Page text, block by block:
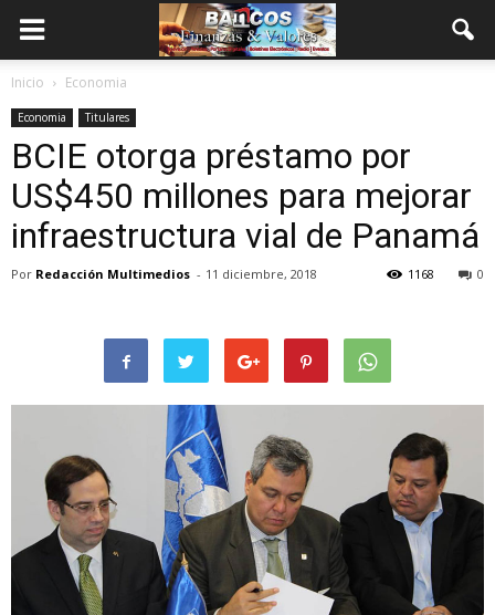
Inicio Economia
Economia Titulares
BCIE otorga préstamo por
US$450 millones para mejorar
infraestructura vial de Panamá
Por Redacción Multimedios - 11 diciembre, 2018 0
1168